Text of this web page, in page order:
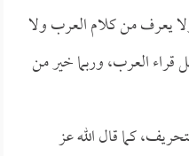
يعرف من كلام العرب ولا
قراء العرب، وربما خير من
كما قال الله عز